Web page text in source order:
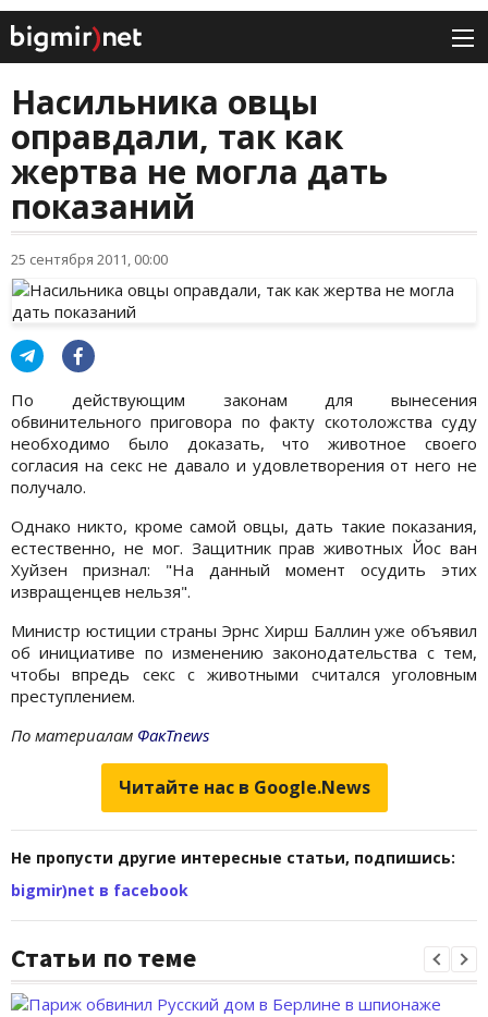
Насильника овцы
оправдали, так как
жертва не могла дать
показаний
25 сентября 2011, 00:00
По действующим законам для вынесения
обвинительного приговора по факту скотоложства суду
необходимо было доказать, что животное своего
согласия на секс не давало и удовлетворения от него не
получало.
Однако никто, кроме самой овцы, дать такие показания,
естественно, не мог. Защитник прав животных Йос ван
Хуйзен признал: "На данный момент осудить этих
извращенцев нельзя".
Министр юстиции страны Эрнс Хирш Баллин уже объявил
об инициативе по изменению законодательства с тем,
чтобы впредь секс с животными считался уголовным
преступлением.
По материалам ФакТnews
Читайте нас в Google.News
Не пропусти другие интересные статьи, подпишись:
bigmir)net в facebook
Статьи по теме